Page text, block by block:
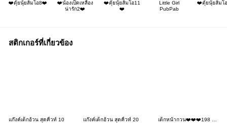
❤️ตุ้ยนุ้ยส้มโอ8❤️
❤️น้องเป็ดเหลือง
น่ารัก2❤️
❤️ตุ้ยนุ้ยส้มโอ11
❤️
Little Girl
PubPab
❤️ตุ้ยนุ้ยส้มโ
สติกเกอร์ที่เกี่ยวข้อง
แก๊งค์เด็กอ้วน สุดคิ้วท์ 10 แก๊งค์เด็กอ้วน สุดคิ้วท์ 20 เด็กหน้ากวน❤️❤️❤️198 No Text